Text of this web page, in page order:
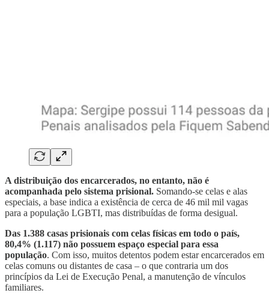
A distribuição dos encarcerados, no entanto, não é
acompanhada pelo sistema prisional. Somando-se celas e alas
especiais, a base indica a existência de cerca de 46 mil mil vagas
para a população LGBTI, mas distribuídas de forma desigual.
Das 1.388 casas prisionais com celas físicas em todo o país,
80,4% (1.117) não possuem espaço especial para essa
população. Com isso, muitos detentos podem estar encarcerados em
celas comuns ou distantes de casa – o que contraria um dos
princípios da Lei de Execução Penal, a manutenção de vínculos
familiares.